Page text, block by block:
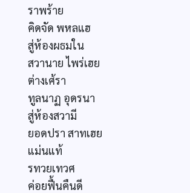
ราพร้าย
คิดจัด พหลแฮ
สู่ห้องผธมใน
สวานาย ไพร่เฮย
ต่างเศ้รา
ทูลนาฏ อุดรนา
สู่ห้องสวามี
ยอดปรา สาทเฮย
แม่นแท้
รทวยเทวศ
ค่อยฟื้นคืนดี